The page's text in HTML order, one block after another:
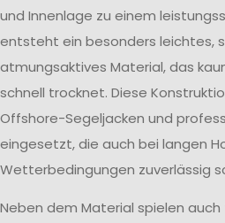
und Innenlage zu einem
entsteht ein besonders leichtes,
atmungsaktives Material, das
schnell trocknet. Diese
Offshore-Segeljacken und
eingesetzt, die auch bei langen
Wetterbedingungen zuverlässig
Neben dem Material spielen